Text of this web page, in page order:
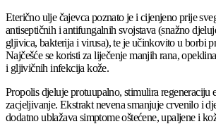
Eterično ulje čajevca poznato je i cijenjeno prije
antiseptičnih i antifungalnih svojstava (snažno
gljivica, bakterija i virusa), te je učinkovito u borbi
Najčešće se koristi za liječenje manjih rana,
i gljivičnih infekcija kože.
Propolis djeluje protuupalno, stimulira regeneraciju
zacjeljivanje. Ekstrakt nevena smanjuje crvenilo i
dodatno ublažava simptome oštećene, upaljene i